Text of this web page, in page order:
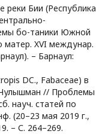
реки Бии (Республика
бо-таники Южной
матер. XVI междунар.
– Барнаул:
DC., Fabaceae) в
// Проблемы
науч. статей по
(20–23 мая 2019 г.,
– С. 264–269.